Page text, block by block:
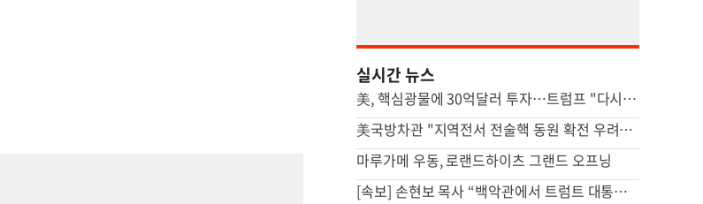
실시간 뉴스
美, 핵심광물에 30억달러 투자…트럼프 "다시는 中 의존 않도록"
美국방차관 "지역전서 전술핵 동원 확전 우려…합리적 핵옵션 필요"
마루가메 우동, 로랜드하이츠 그랜드 오프닝
[속보] 손현보 목사 “백악관에서 트럼트 대통령 접견”